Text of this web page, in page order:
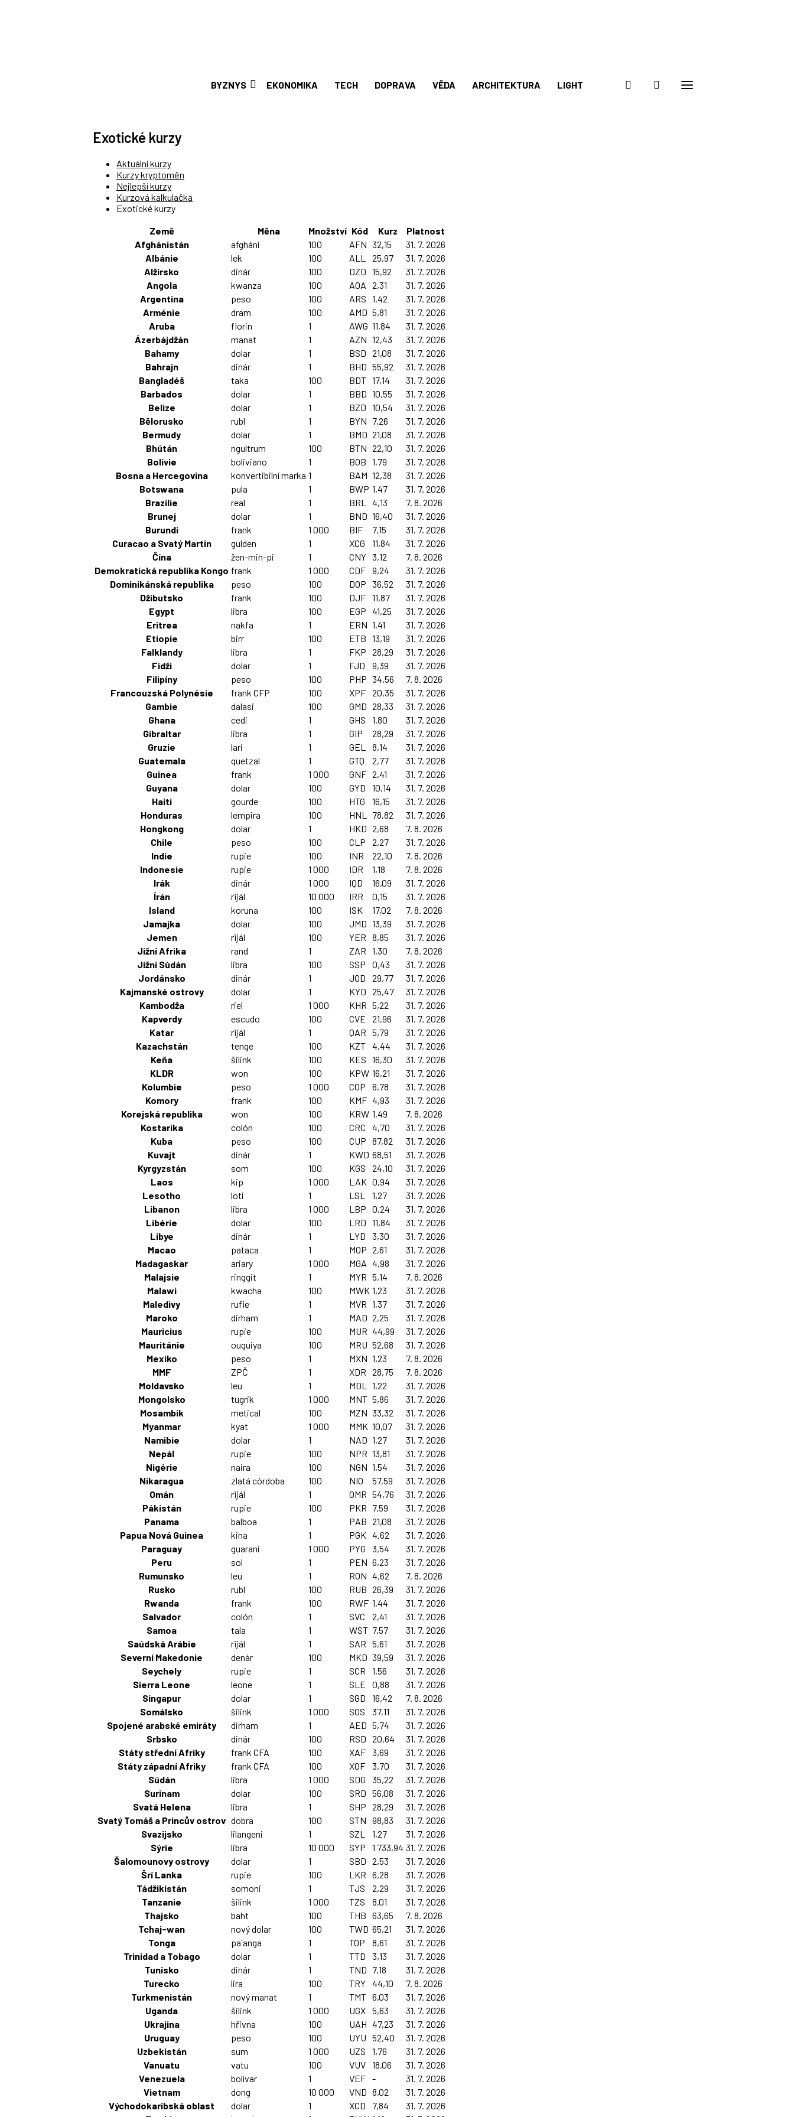
BYZNYS EKONOMIKA TECH DOPRAVA VĚDA ARCHITEKTURA LIGHT
Exotické kurzy
Aktuální kurzy
Kurzy kryptoměn
Nejlepší kurzy
Kurzová kalkulačka
Exotické kurzy
Země
Měna Množství Kód Kurz
Platnost
Afghánistán
afghání 100 AFN 32,15
31. 7. 2026
Albánie
lek 100 ALL 25,97
31. 7. 2026
Alžírsko
dinár 100 DZD 15,92
31. 7. 2026
Angola
kwanza 100 AOA 2,31
31. 7. 2026
Argentina
peso 100 ARS 1,42
31. 7. 2026
Arménie
dram 100 AMD 5,81
31. 7. 2026
Aruba
florin 1 AWG 11,84
31. 7. 2026
Ázerbájdžán
manat 1 AZN 12,43
31. 7. 2026
Bahamy
dolar 1 BSD 21,08
31. 7. 2026
Bahrajn
dinár 1 BHD 55,92
31. 7. 2026
Bangladéš
taka 100 BDT 17,14
31. 7. 2026
Barbados
dolar 1 BBD 10,55
31. 7. 2026
Belize
dolar 1 BZD 10,54
31. 7. 2026
Bělorusko
rubl 1 BYN 7,26
31. 7. 2026
Bermudy
dolar 1 BMD 21,08
31. 7. 2026
Bhútán
ngultrum 100 BTN 22,10
31. 7. 2026
Bolívie
boliviano 1 BOB 1,79
31. 7. 2026
Bosna a Hercegovina
konvertibilní marka 1 BAM 12,38
31. 7. 2026
Botswana
pula 1 BWP 1,47
31. 7. 2026
Brazílie
real 1 BRL 4,13
7. 8. 2026
Brunej
dolar 1 BND 16,40
31. 7. 2026
Burundi
frank 1 000 BIF 7,15
31. 7. 2026
Curacao a Svatý Martin
gulden 1 XCG 11,84
31. 7. 2026
Čína
žen-min-pi 1 CNY 3,12
7. 8. 2026
Demokratická republika Kongo frank 1 000 CDF 9,24
31. 7. 2026
Dominikánská republika
peso 100 DOP 36,52
31. 7. 2026
Džibutsko
frank 100 DJF 11,87
31. 7. 2026
Egypt
libra 100 EGP 41,25
31. 7. 2026
Eritrea
nakfa 1 ERN 1,41
31. 7. 2026
Etiopie
birr 100 ETB 13,19
31. 7. 2026
Falklandy
libra 1 FKP 28,29
31. 7. 2026
Fidži
dolar 1 FJD 9,39
31. 7. 2026
Filipíny
peso 100 PHP 34,56
7. 8. 2026
Francouzská Polynésie
frank CFP 100 XPF 20,35
31. 7. 2026
Gambie
dalasi 100 GMD 28,33
31. 7. 2026
Ghana
cedi 1 GHS 1,80
31. 7. 2026
Gibraltar
libra 1 GIP 28,29
31. 7. 2026
Gruzie
lari 1 GEL 8,14
31. 7. 2026
Guatemala
quetzal 1 GTQ 2,77
31. 7. 2026
Guinea
frank 1 000 GNF 2,41
31. 7. 2026
Guyana
dolar 100 GYD 10,14
31. 7. 2026
Haiti
gourde 100 HTG 16,15
31. 7. 2026
Honduras
lempira 100 HNL 78,82
31. 7. 2026
Hongkong
dolar 1 HKD 2,68
7. 8. 2026
Chile
peso 100 CLP 2,27
31. 7. 2026
Indie
rupie 100 INR 22,10
7. 8. 2026
Indonesie
rupie 1 000 IDR 1,18
7. 8. 2026
Irák
dinár 1 000 IQD 16,09
31. 7. 2026
Írán
rijál 10 000 IRR 0,15
31. 7. 2026
Island
koruna 100 ISK 17,02
7. 8. 2026
Jamajka
dolar 100 JMD 13,39
31. 7. 2026
Jemen
rijál 100 YER 8,85
31. 7. 2026
Jižní Afrika
rand 1 ZAR 1,30
7. 8. 2026
Jižní Súdán
libra 100 SSP 0,43
31. 7. 2026
Jordánsko
dinár 1 JOD 29,77
31. 7. 2026
Kajmanské ostrovy
dolar 1 KYD 25,47
31. 7. 2026
Kambodža
riel 1 000 KHR 5,22
31. 7. 2026
Kapverdy
escudo 100 CVE 21,96
31. 7. 2026
Katar
rijál 1 QAR 5,79
31. 7. 2026
Kazachstán
tenge 100 KZT 4,44
31. 7. 2026
Keňa
šilink 100 KES 16,30
31. 7. 2026
KLDR
won 100 KPW 16,21
31. 7. 2026
Kolumbie
peso 1 000 COP 6,78
31. 7. 2026
Komory
frank 100 KMF 4,93
31. 7. 2026
Korejská republika
won 100 KRW 1,49
7. 8. 2026
Kostarika
colón 100 CRC 4,70
31. 7. 2026
Kuba
peso 100 CUP 87,82
31. 7. 2026
Kuvajt
dinár 1 KWD 68,51
31. 7. 2026
Kyrgyzstán
som 100 KGS 24,10
31. 7. 2026
Laos
kip 1 000 LAK 0,94
31. 7. 2026
Lesotho
loti 1 LSL 1,27
31. 7. 2026
Libanon
libra 1 000 LBP 0,24
31. 7. 2026
Libérie
dolar 100 LRD 11,84
31. 7. 2026
Libye
dinár 1 LYD 3,30
31. 7. 2026
Macao
pataca 1 MOP 2,61
31. 7. 2026
Madagaskar
ariary 1 000 MGA 4,98
31. 7. 2026
Malajsie
ringgit 1 MYR 5,14
7. 8. 2026
Malawi
kwacha 100 MWK 1,23
31. 7. 2026
Maledivy
rufie 1 MVR 1,37
31. 7. 2026
Maroko
dirham 1 MAD 2,25
31. 7. 2026
Mauricius
rupie 100 MUR 44,99
31. 7. 2026
Mauritánie
ouguiya 100 MRU 52,68
31. 7. 2026
Mexiko
peso 1 MXN 1,23
7. 8. 2026
MMF
ZPČ 1 XDR 28,75
7. 8. 2026
Moldavsko
leu 1 MDL 1,22
31. 7. 2026
Mongolsko
tugrik 1 000 MNT 5,86
31. 7. 2026
Mosambik
metical 100 MZN 33,32
31. 7. 2026
Myanmar
kyat 1 000 MMK 10,07
31. 7. 2026
Namibie
dolar 1 NAD 1,27
31. 7. 2026
Nepál
rupie 100 NPR 13,81
31. 7. 2026
Nigérie
naira 100 NGN 1,54
31. 7. 2026
Nikaragua
zlatá córdoba 100 NIO 57,59
31. 7. 2026
Omán
rijál 1 OMR 54,76
31. 7. 2026
Pákistán
rupie 100 PKR 7,59
31. 7. 2026
Panama
balboa 1 PAB 21,08
31. 7. 2026
Papua Nová Guinea
kina 1 PGK 4,62
31. 7. 2026
Paraguay
guaraní 1 000 PYG 3,54
31. 7. 2026
Peru
sol 1 PEN 6,23
31. 7. 2026
Rumunsko
leu 1 RON 4,62
7. 8. 2026
Rusko
rubl 100 RUB 26,39
31. 7. 2026
Rwanda
frank 100 RWF 1,44
31. 7. 2026
Salvador
colón 1 SVC 2,41
31. 7. 2026
Samoa
tala 1 WST 7,57
31. 7. 2026
Saúdská Arábie
rijál 1 SAR 5,61
31. 7. 2026
Severní Makedonie
denár 100 MKD 39,59
31. 7. 2026
Seychely
rupie 1 SCR 1,56
31. 7. 2026
Sierra Leone
leone 1 SLE 0,88
31. 7. 2026
Singapur
dolar 1 SGD 16,42
7. 8. 2026
Somálsko
šilink 1 000 SOS 37,11
31. 7. 2026
Spojené arabské emiráty
dirham 1 AED 5,74
31. 7. 2026
Srbsko
dinár 100 RSD 20,64
31. 7. 2026
Státy střední Afriky
frank CFA 100 XAF 3,69
31. 7. 2026
Státy západní Afriky
frank CFA 100 XOF 3,70
31. 7. 2026
Súdán
libra 1 000 SDG 35,22
31. 7. 2026
Surinam
dolar 100 SRD 56,08
31. 7. 2026
Svatá Helena
libra 1 SHP 28,29
31. 7. 2026
Svatý Tomáš a Princův ostrov dobra 100 STN 98,83
31. 7. 2026
Svazijsko
lilangeni 1 SZL 1,27
31. 7. 2026
Sýrie
libra 10 000 SYP 1 733,94 31. 7. 2026
Šalomounovy ostrovy
dolar 1 SBD 2,53
31. 7. 2026
Šrí Lanka
rupie 100 LKR 6,28
31. 7. 2026
Tádžikistán
somoni 1 TJS 2,29
31. 7. 2026
Tanzanie
šilink 1 000 TZS 8,01
31. 7. 2026
Thajsko
baht 100 THB 63,65
7. 8. 2026
Tchaj-wan
nový dolar 100 TWD 65,21
31. 7. 2026
Tonga
pa`anga 1 TOP 8,61
31. 7. 2026
Trinidad a Tobago
dolar 1 TTD 3,13
31. 7. 2026
Tunisko
dinár 1 TND 7,18
31. 7. 2026
Turecko
lira 100 TRY 44,10
7. 8. 2026
Turkmenistán
nový manat 1 TMT 6,03
31. 7. 2026
Uganda
šilink 1 000 UGX 5,63
31. 7. 2026
Ukrajina
hřivna 100 UAH 47,23
31. 7. 2026
Uruguay
peso 100 UYU 52,40
31. 7. 2026
Uzbekistán
sum 1 000 UZS 1,76
31. 7. 2026
Vanuatu
vatu 100 VUV 18,06
31. 7. 2026
Venezuela
bolívar 1 VEF -
31. 7. 2026
Vietnam
dong 10 000 VND 8,02
31. 7. 2026
Východokaribská oblast
dolar 1 XCD 7,84
31. 7. 2026